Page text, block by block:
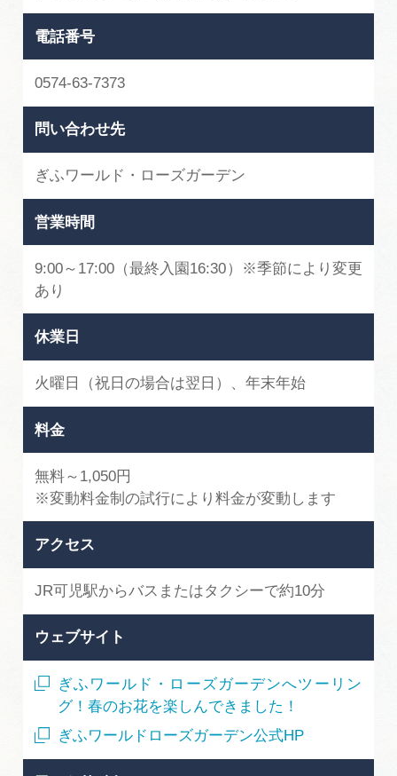
電話番号
0574-63-7373
問い合わせ先
ぎふワールド・ローズガーデン
営業時間
9:00～17:00（最終入園16:30）※季節により変更
あり
休業日
火曜日（祝日の場合は翌日）、年末年始
料金
無料～1,050円
※変動料金制の試行により料金が変動します
アクセス
JR可児駅からバスまたはタクシーで約10分
ウェブサイト
ぎふワールド・ローズガーデンへツーリン
グ！春のお花を楽しんできました！
ぎふワールドローズガーデン公式HP